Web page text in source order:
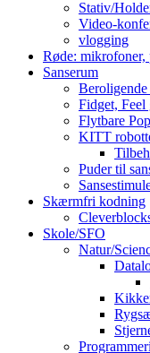
Stativ/
Video-
vlogging
Røde: mikrofoner,
Sanserum
Fidget, Feel
Flytbare
KITT
Puder til
Skærmfri kodning
Skole/SFO
Natur/